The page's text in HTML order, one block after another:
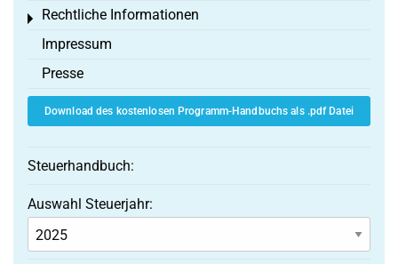
Rechtliche Informationen
Toggle menu
Impressum
Presse
Download des kostenlosen Programm-Handbuchs als .pdf Datei
Steuerhandbuch:
Auswahl Steuerjahr: